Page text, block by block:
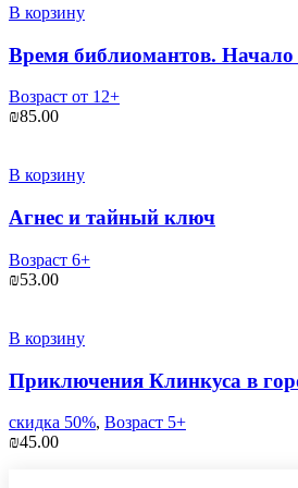
В корзину
Время библиомантов. Начало
Возраст от 12+
₪85.00
В корзину
Агнес и тайный ключ
Возраст 6+
₪53.00
В корзину
Приключения Клинкуса в
скидка 50%, Возраст 5+
₪45.00